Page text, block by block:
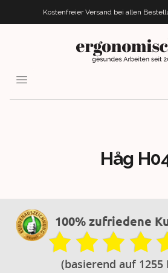
Kostenfreier Versand bei allen
ergonomisches.de
Open menu
Håg
100% zufriedene
(basierend auf 1255